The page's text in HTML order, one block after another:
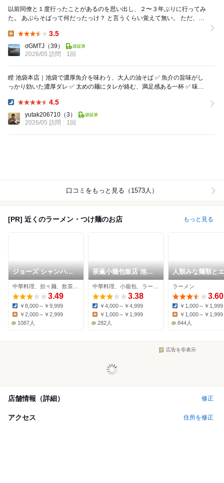
以前同僚と１度行ったことがあるのを思い出し、２〜３年ぶりに行ってみ
た。 あぶらそばって何だったっけ？ と言うくらい覚えて無い。 ただ、何
3.5
σGMTJ （39）
2026/05 訪問
1回
瞠 池袋本店｜池袋で濃厚魚介を味わう、大人の油そば ✅ 魚介の旨味がし
っかり効いた濃厚ダレ ✅ 太めの麺にタレが絡む、満足感ある一杯 ✅ 味変
4.5
yutak206710 （3）
2026/05 訪問
1回
口コミをもっと見る（1573人）
[PR] 近くのラーメン・つけ麺のお店 もっと見る
ジョーズ シャンハイ
ニューヨーク 池袋店
3.49
Dinner:
￥8,000～￥9,999
￥2,000～￥2,999
1087人
茶薫小籠包飯店 池袋
パルコ店
3.38
Dinner:
￥4,000～￥4,999
￥1,000～￥1,999
282人
人類みな麺類と
ワダ
ラーメン
3.60
Dinner:
￥1,000～￥1,999
￥1,000～￥1,999
844人
広告を非表示
店舗情報（詳細） 修正
アクセス 住所を修正